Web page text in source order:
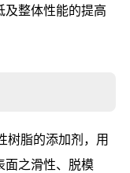
及整体性能的提高
树脂的添加剂，用
面之滑性、脱模